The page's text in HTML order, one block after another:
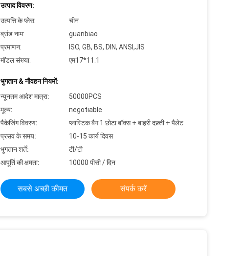
उत्पाद विवरण:
उत्पत्ति के प्लेस:
चीन
ब्रांड नाम:
guanbiao
प्रमाणन:
ISO, GB, BS, DIN, ANSI,JIS
मॉडल संख्या:
एम17*11.1
भुगतान & नौवहन नियमों:
न्यूनतम आदेश मात्रा:
50000PCS
मूल्य:
negotiable
पैकेजिंग विवरण:
प्लास्टिक बैग 1 छोटा बॉक्स + बाहरी दफ़्ती + पैलेट
प्रसव के समय:
10-15 कार्य दिवस
भुगतान शर्तें:
टी/टी
आपूर्ति की क्षमता:
10000 पीसी / दिन
सबसे अच्छी कीमत संपर्क करें